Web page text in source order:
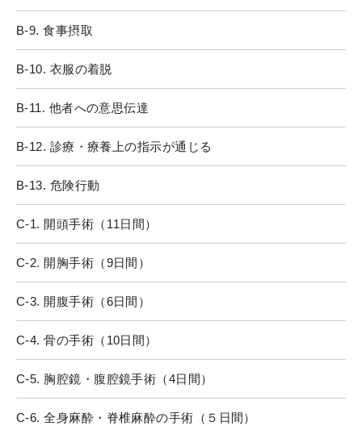
B-9. 食事摂取
B-10. 衣服の着脱
B-11. 他者への意思伝達
B-12. 診療・療養上の指示が通じる
B-13. 危険行動
C-1. 開頭手術（11日間）
C-2. 開胸手術（9日間）
C-3. 開腹手術（6日間）
C-4. 骨の手術（10日間）
C-5. 胸腔鏡・腹腔鏡手術（4日間）
C-6. 全身麻酔・脊椎麻酔の手術（５日間）